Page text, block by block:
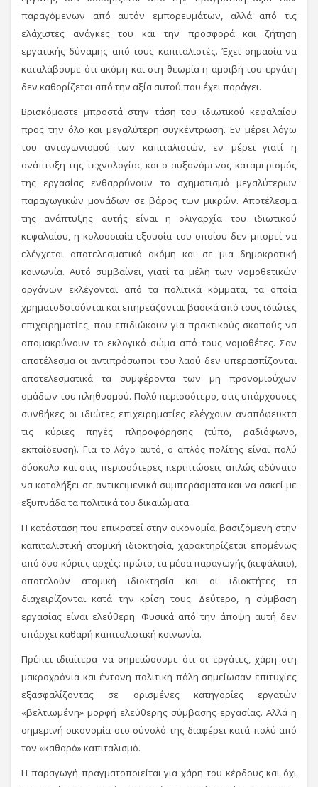
παραγόμενων από αυτόν εμπορευμάτων, αλλά από τις
ελάχιστες ανάγκες του και την προσφορά και ζήτηση
εργατικής δύναμης από τους καπιταλιστές. Έχει σημασία να
καταλάβουμε ότι ακόμη και στη θεωρία η αμοιβή του εργάτη
δεν καθορίζεται από την αξία αυτού που έχει παράγει.
Βρισκόμαστε μπροστά στην τάση του ιδιωτικού κεφαλαίου
προς την όλο και μεγαλύτερη συγκέντρωση. Εν μέρει λόγω
του ανταγωνισμού των καπιταλιστών, εν μέρει γιατί η
ανάπτυξη της τεχνολογίας και ο αυξανόμενος καταμερισμός
της εργασίας ενθαρρύνουν το σχηματισμό μεγαλύτερων
παραγωγικών μονάδων σε βάρος των μικρών. Αποτέλεσμα
της ανάπτυξης αυτής είναι η ολιγαρχία του ιδιωτικού
κεφαλαίου, η κολοσσιαία εξουσία του οποίου δεν μπορεί να
ελέγχεται αποτελεσματικά ακόμη και σε μια δημοκρατική
κοινωνία. Αυτό συμβαίνει, γιατί τα μέλη των νομοθετικών
οργάνων εκλέγονται από τα πολιτικά κόμματα, τα οποία
χρηματοδοτούνται και επηρεάζονται βασικά από τους ιδιώτες
επιχειρηματίες, που επιδιώκουν για πρακτικούς σκοπούς να
απομακρύνουν το εκλογικό σώμα από τους νομοθέτες. Σαν
αποτέλεσμα οι αντιπρόσωποι του λαού δεν υπερασπίζονται
αποτελεσματικά τα συμφέροντα των μη προνομιούχων
ομάδων του πληθυσμού. Πολύ περισσότερο, στις υπάρχουσες
συνθήκες οι ιδιώτες επιχειρηματίες ελέγχουν αναπόφευκτα
τις κύριες πηγές πληροφόρησης (τύπο, ραδιόφωνο,
εκπαίδευση). Για το λόγο αυτό, ο απλός πολίτης είναι πολύ
δύσκολο και στις περισσότερες περιπτώσεις απλώς αδύνατο
να καταλήξει σε αντικειμενικά συμπεράσματα και να ασκεί με
εξυπνάδα τα πολιτικά του δικαιώματα.
Η κατάσταση που επικρατεί στην οικονομία, βασιζόμενη στην
καπιταλιστική ατομική ιδιοκτησία, χαρακτηρίζεται επομένως
από δυο κύριες αρχές: πρώτο, τα μέσα παραγωγής (κεφάλαιο),
αποτελούν ατομική ιδιοκτησία και οι ιδιοκτήτες τα
διαχειρίζονται κατά την κρίση τους. Δεύτερο, η σύμβαση
εργασίας είναι ελεύθερη. Φυσικά από την άποψη αυτή δεν
υπάρχει καθαρή καπιταλιστική κοινωνία.
Πρέπει ιδιαίτερα να σημειώσουμε ότι οι εργάτες, χάρη στη
μακροχρόνια και έντονη πολιτική πάλη σημείωσαν επιτυχίες
εξασφαλίζοντας σε ορισμένες κατηγορίες εργατών
«βελτιωμένη» μορφή ελεύθερης σύμβασης εργασίας. Αλλά η
σημερινή οικονομία στο σύνολό της διαφέρει κατά πολύ από
τον «καθαρό» καπιταλισμό.
Η παραγωγή πραγματοποιείται για χάρη του κέρδους και όχι